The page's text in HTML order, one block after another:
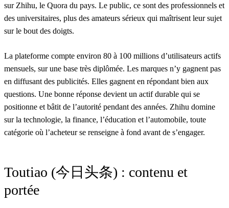
sur Zhihu, le Quora du pays. Le public, ce sont des professionnels et
des universitaires, plus des amateurs sérieux qui maîtrisent leur sujet
sur le bout des doigts.
La plateforme compte environ 80 à 100 millions d’utilisateurs actifs
mensuels, sur une base très diplômée. Les marques n’y gagnent pas
en diffusant des publicités. Elles gagnent en répondant bien aux
questions. Une bonne réponse devient un actif durable qui se
positionne et bâtit de l’autorité pendant des années. Zhihu domine
sur la technologie, la finance, l’éducation et l’automobile, toute
catégorie où l’acheteur se renseigne à fond avant de s’engager.
Toutiao (今日头条) : contenu et
portée